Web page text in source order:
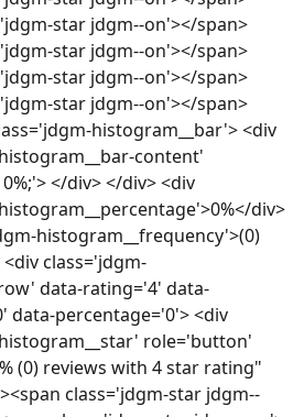
star jdgm--on'></span>
star jdgm--on'></span>
star jdgm--on'></span>
star jdgm--on'></span>
histogram__bar'> <div
content'
</div> </div> <div
div>
histogram__frequency'>(0)
class='jdgm-
data-rating='4' data-
data-percentage='0'> <div
role='button'
(0) reviews with 4 star rating"
class='jdgm-star jdgm--